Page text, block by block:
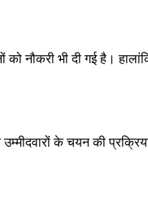
नौकरी भी दी गई है।
के चयन की